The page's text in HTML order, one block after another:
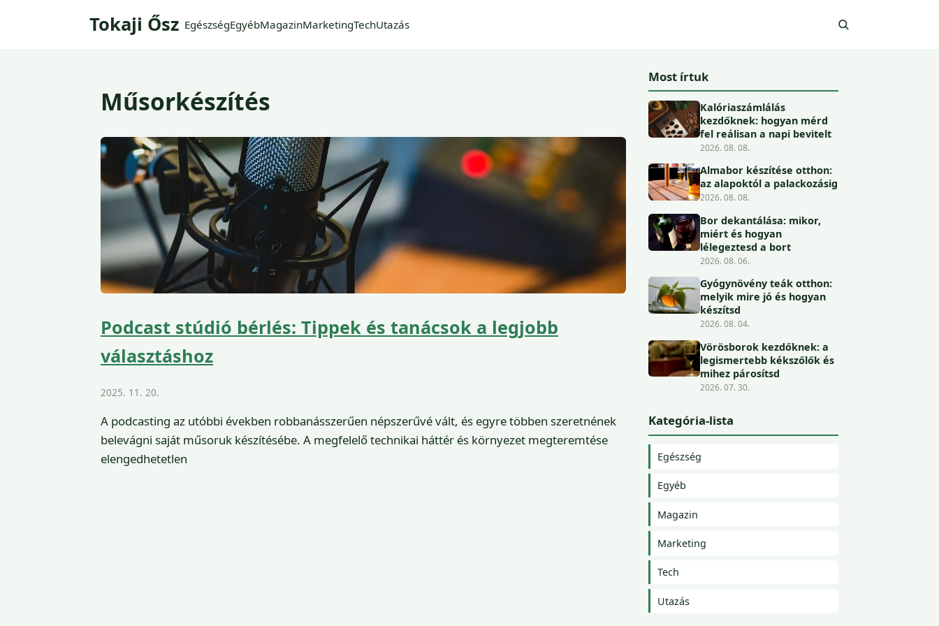
Tokaji Ősz EgészségEgyébMagazinMarketingTechUtazás
Műsorkészítés
Podcast stúdió bérlés: Tippek és tanácsok a legjobb
választáshoz
2025. 11. 20.
A podcasting az utóbbi években robbanásszerűen népszerűvé vált, és egyre többen szeretnének
belevágni saját műsoruk készítésébe. A megfelelő technikai háttér és környezet megteremtése
elengedhetetlen
Most írtuk
Kalóriaszámlálás
kezdőknek: hogyan mérd
fel reálisan a napi bevitelt
2026. 08. 08.
Almabor készítése otthon:
az alapoktól a palackozásig
2026. 08. 08.
Bor dekantálása: mikor,
miért és hogyan
lélegeztesd a bort
2026. 08. 06.
Gyógynövény teák otthon:
melyik mire jó és hogyan
készítsd
2026. 08. 04.
Vörösborok kezdőknek: a
legismertebb kékszőlők és
mihez párosítsd
2026. 07. 30.
Kategória-lista
Egészség
Egyéb
Magazin
Marketing
Tech
Utazás